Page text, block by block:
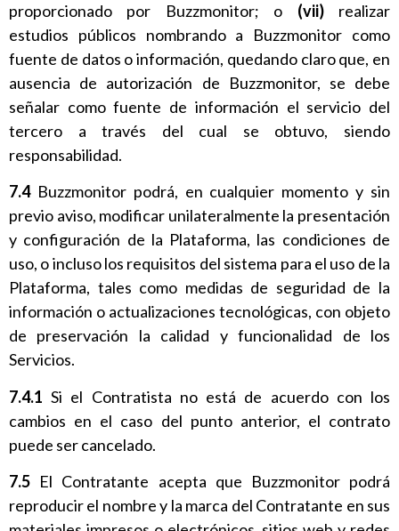
proporcionado por Buzzmonitor; o (vii) realizar
estudios públicos nombrando a Buzzmonitor como
fuente de datos o información, quedando claro que, en
ausencia de autorización de Buzzmonitor, se debe
señalar como fuente de información el servicio del
tercero a través del cual se obtuvo, siendo
responsabilidad.
7.4Buzzmonitor podrá, en cualquier momento y sin
previo aviso, modificar unilateralmente la presentación
y configuración de la Plataforma, las condiciones de
uso, o incluso los requisitos del sistema para el uso de la
Plataforma, tales como medidas de seguridad de la
información o actualizaciones tecnológicas, con objeto
de preservación la calidad y funcionalidad de los
Servicios.
7.4.1 Si el Contratista no está de acuerdo con los
cambios en el caso del punto anterior, el contrato
puede ser cancelado.
7.5 El Contratante acepta que Buzzmonitor podrá
reproducir el nombre y la marca del Contratante en sus